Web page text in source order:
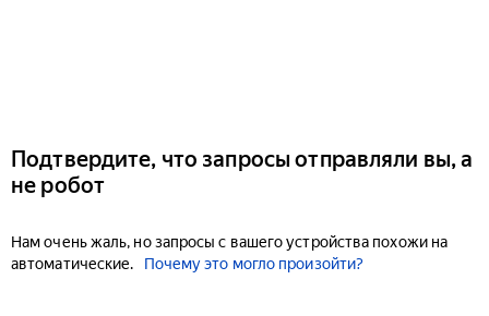
Подтвердите, что запросы отправляли вы, а
не робот
Нам очень жаль, но запросы с вашего устройства похожи на
автоматические.
Почему это могло произойти?